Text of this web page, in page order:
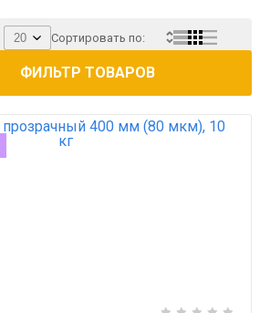
ФИЛЬТР ТОВАРОВ
Сортировать по: